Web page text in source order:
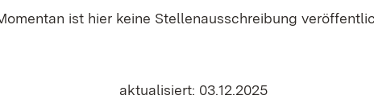
ist hier keine Stellenausschreibung
aktualisiert: 03.12.2025